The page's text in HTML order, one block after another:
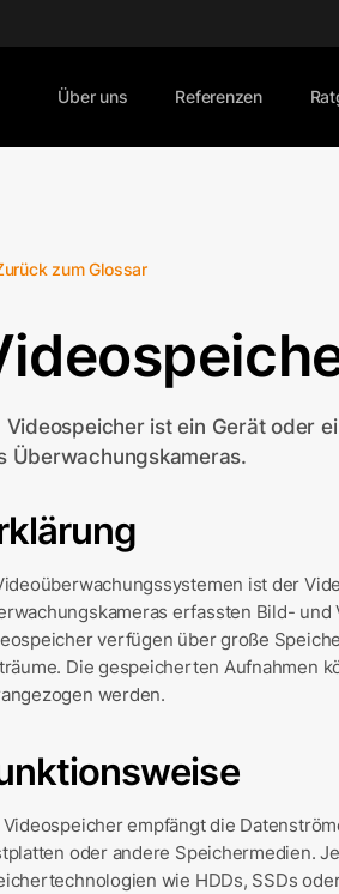
Über uns Referenzen
zum Glossar
Videospeicher ist ein Gerät oder
Überwachungskameras.
ist der
erfassten Bild-
verfügen über große
Die gespeicherten Aufnahmen
werden.
Videospeicher empfängt die
oder andere Speichermedien.
wie HDDs, SSDs